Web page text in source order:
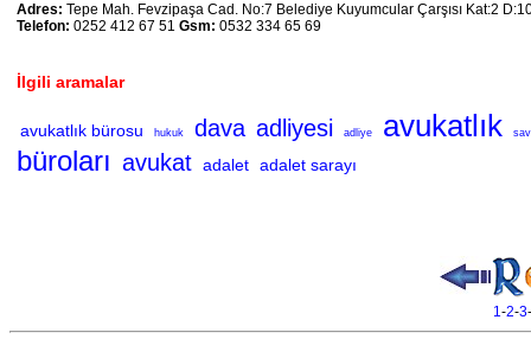
Adres: Tepe Mah. Fevzipaşa Cad. No:7 Belediye Kuyumcular Çarşısı Kat:2
Telefon: 0252 412 67 51 Gsm: 0532 334 65 69
İlgili aramalar
avukatlık bürosu hukuk dava adliyesi adliye avukatlık
büroları avukat adalet adalet sarayı
1-2-3-